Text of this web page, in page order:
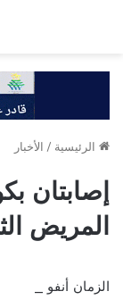
الرئيسية / الأخبار
إصابتان
المريض
الزمان أنفو _